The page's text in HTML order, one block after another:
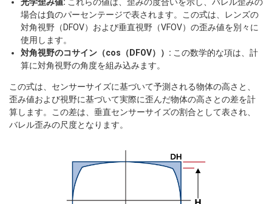
場合は負のパーセンテージで表されます。この式は、レンズの
対角視野（DFOV）および垂直視野（VFOV）の歪み値を別々に
使用します。
対角視野のコサイン（cos（DFOV））: この数学的な項は、計
算に対角視野の角度を組み込みます。
この式は、センサーサイズに基づいて予測される物体の高さと、
歪み値および視野に基づいて実際に歪んだ物体の高さとの差を計
算します。この差は、垂直センサーサイズの割合として表され、
バレル歪みの尺度となります。